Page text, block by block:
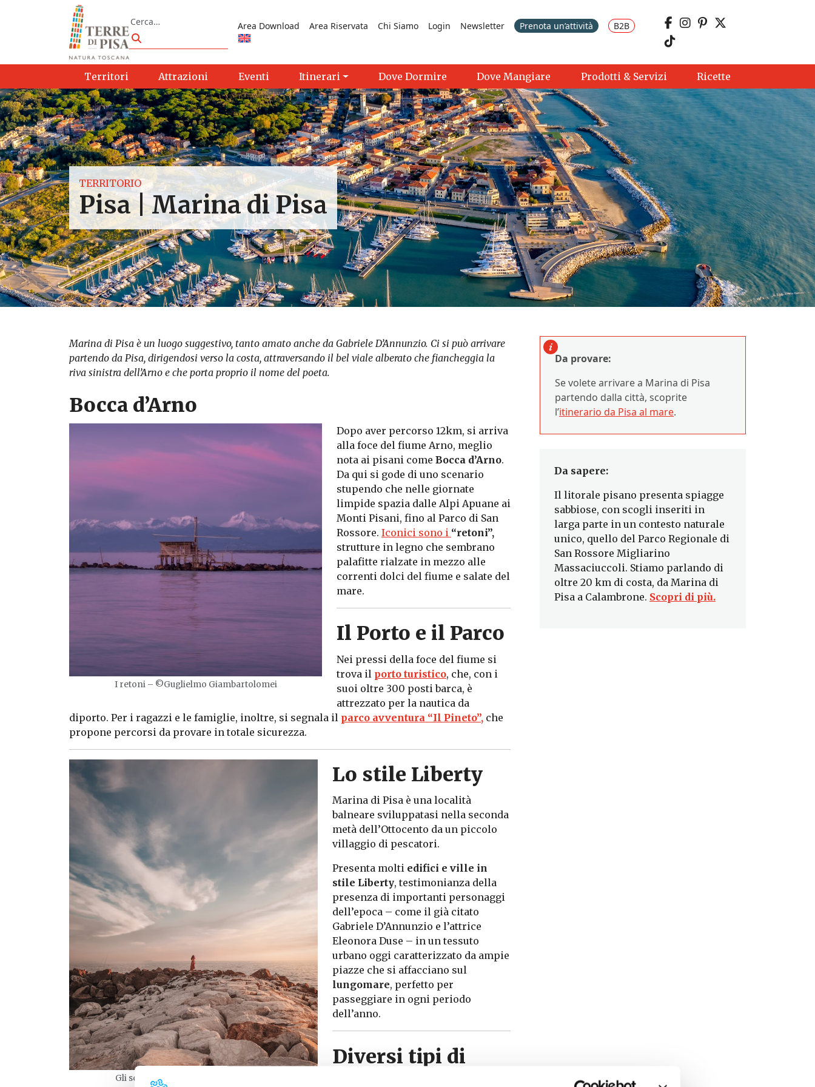
Vai al contenuto
Cerca
Cerca
Area Download Area Riservata Chi Siamo Login Newsletter Prenota un’attività B2B
Territori Attrazioni Eventi Itinerari Dove Dormire Dove Mangiare Prodotti & Servizi Ricette
TERRITORIO
Pisa | Marina di Pisa
Marina di Pisa è un luogo suggestivo, tanto amato anche da Gabriele D’Annunzio. Ci si può arrivare
partendo da Pisa, dirigendosi verso la costa, attraversando il bel viale alberato che fiancheggia la
riva sinistra dell’Arno e che porta proprio il nome del poeta.
Bocca d’Arno
I retoni – ©Guglielmo Giambartolomei
Dopo aver percorso 12km, si arriva
alla foce del fiume Arno, meglio
nota ai pisani come Bocca d’Arno.
Da qui si gode di uno scenario
stupendo che nelle giornate
limpide spazia dalle Alpi Apuane ai
Monti Pisani, fino al Parco di San
Rossore. Iconici sono i “retoni”,
strutture in legno che sembrano
palafitte rialzate in mezzo alle
correnti dolci del fiume e salate del
mare.
Il Porto e il Parco
Nei pressi della foce del fiume si
trova il porto turistico, che, con i
suoi oltre 300 posti barca, è
attrezzato per la nautica da
diporto. Per i ragazzi e le famiglie, inoltre, si segnala il parco avventura “Il Pineto”, che
propone percorsi da provare in totale sicurezza.
Gli scogli – ©Giuseppe Flavio Pagano
Lo stile Liberty
Marina di Pisa è una località
balneare sviluppatasi nella seconda
metà dell’Ottocento da un piccolo
villaggio di pescatori.
Presenta molti edifici e ville in
stile Liberty, testimonianza della
presenza di importanti personaggi
dell’epoca – come il già citato
Gabriele D’Annunzio e l’attrice
Eleonora Duse – in un tessuto
urbano oggi caratterizzato da ampie
piazze che si affacciano sul
lungomare, perfetto per
passeggiare in ogni periodo
dell’anno.
Diversi tipi di
Da provare:
Se volete arrivare a Marina di Pisa
partendo dalla città, scoprite
l’itinerario da Pisa al mare.
Da sapere:
Il litorale pisano presenta spiagge
sabbiose, con scogli inseriti in
larga parte in un contesto naturale
unico, quello del Parco Regionale di
San Rossore Migliarino
Massaciuccoli. Stiamo parlando di
oltre 20 km di costa, da Marina di
Pisa a Calambrone. Scopri di più.